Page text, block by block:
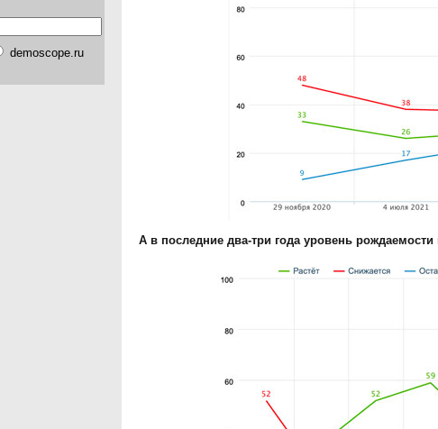
demoscope.ru
А в последние два-три года уровень